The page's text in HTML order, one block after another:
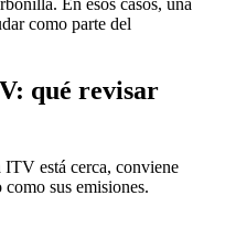
En esos casos, una
como parte del
qué revisar
está cerca, conviene
sus emisiones.